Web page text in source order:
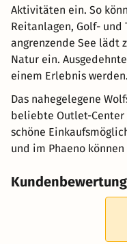
Aktivitäten ein. So
Reitanlagen, Golf- und
angrenzende See lädt
Natur ein.
einem Erlebnis werden.
Das nahegelegene
beliebte Outlet-Center
schöne
und im Phaeno